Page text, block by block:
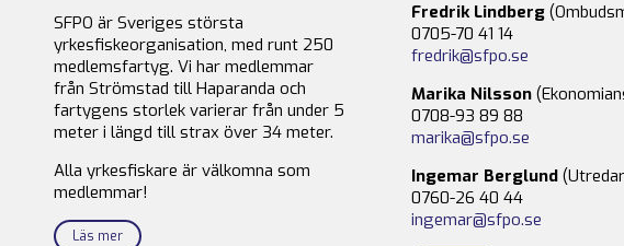
SFPO är Sveriges största
yrkesfiskeorganisation, med runt 250
medlemsfartyg. Vi har medlemmar
från Strömstad till Haparanda och
fartygens storlek varierar från under 5
meter i längd till strax över 34 meter.
Alla yrkesfiskare är välkomna som
medlemmar!
Läs mer
Fredrik Lindberg
0705-70 41 14
fredrik@sfpo.se
Marika Nilsson
0708-93 89 88
marika@sfpo.se
Ingemar Berglund
0760-26 40 44
ingemar@sfpo.se